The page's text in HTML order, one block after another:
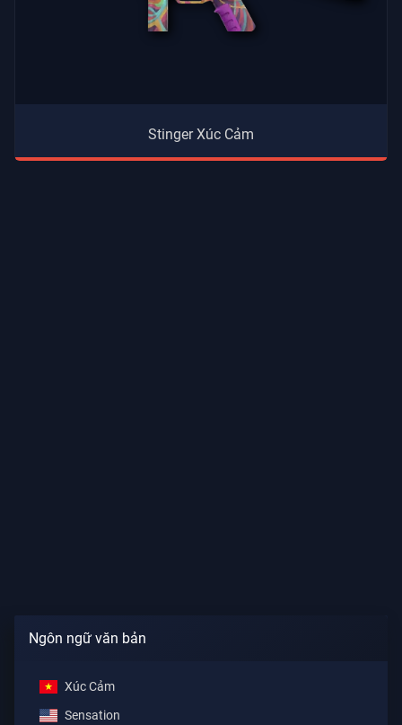
Stinger Xúc Cảm
Ngôn ngữ văn bản
Xúc Cảm
Sensation